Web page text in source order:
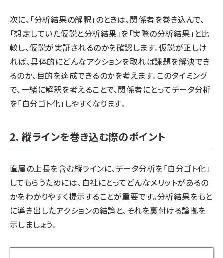
次に、「分析結果の解釈」のときは、関係者を巻き込んで、
「想定していた仮説と分析結果」を「実際の分析結果」と比
較し、仮説が実証されるのかを確認します。仮説が正しけ
れば、具体的にどんなアクションを取れば課題を解決でき
るのか、目的を達成できるのかを考えます。このタイミング
で、一緒に解釈を考えることで、関係者にとってデータ分析
を「自分ゴト化」しやすくなります。
2. 縦ラインを巻き込む際のポイント
直属の上長を含む縦ラインに、データ分析を「自分ゴト化」
してもらうためには、自社にとってどんなメリットがあるの
かをわかりやすく提示することが重要です。分析結果をもと
に導き出したアクションの結論と、それを裏付ける論拠を
示しましょう。